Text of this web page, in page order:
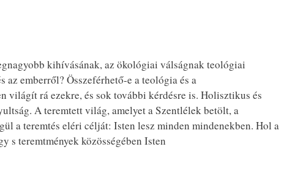
kihívásának, az ökológiai válságnak teológiai
emberről? Összeférhető-e a teológia és a
világít rá ezekre, és sok további kérdésre is. Holisztikus és
A teremtett világ, amelyet a Szentlélek betölt, a
a teremtés eléri célját: Isten lesz minden mindenekben. Hol a
s teremtmények közösségében Isten